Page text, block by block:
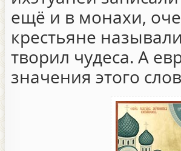
ещё и в монахи,
крестьяне
творил чудеса. А
значения этого